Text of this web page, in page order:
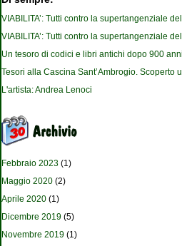
VIABILITA’: Tutti contro la supertangenziale
VIABILITA’: Tutti contro la supertangenziale
Un tesoro di codici e libri antichi dopo 900
Tesori alla Cascina Sant’Ambrogio. Scoperto
L'artista: Andrea Lenoci
Febbraio 2023 (1)
Maggio 2020 (2)
Aprile 2020 (1)
Dicembre 2019 (5)
Novembre 2019 (1)